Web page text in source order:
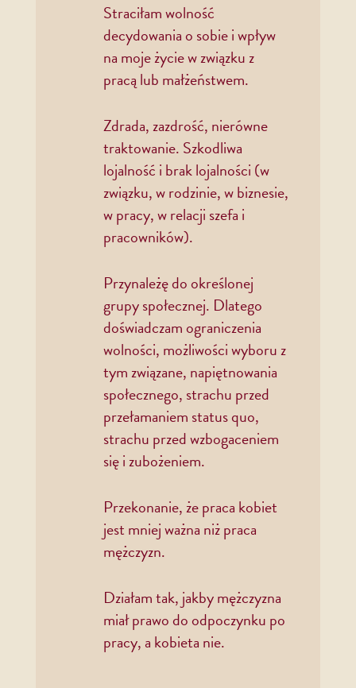
Straciłam wolność
decydowania o sobie i wpływ
na moje życie w związku z
pracą lub małżeństwem.
Zdrada, zazdrość, nierówne
traktowanie. Szkodliwa
lojalność i brak lojalności (w
związku, w rodzinie, w biznesie,
w pracy, w relacji szefa i
pracowników).
Przynależę do określonej
grupy społecznej. Dlatego
doświadczam ograniczenia
wolności, możliwości wyboru z
tym związane, napiętnowania
społecznego, strachu przed
przełamaniem status quo,
strachu przed wzbogaceniem
się i zubożeniem.
Przekonanie, że praca kobiet
jest mniej ważna niż praca
mężczyzn.
Działam tak, jakby mężczyzna
miał prawo do odpoczynku po
pracy, a kobieta nie.